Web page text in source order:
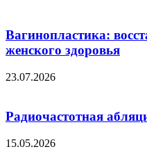
Вагинопластика:
женского здоровья
23.07.2026
Радиочастотная
15.05.2026